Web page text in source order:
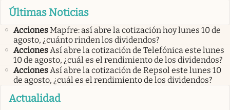
Últimas Noticias
AccionesMapfre: así abre la cotización hoy lunes 10 de
agosto, ¿cuánto rinden los dividendos?
AccionesAsí abre la cotización de Telefónica este lunes
10 de agosto, ¿cuál es el rendimiento de los dividendos?
AccionesAsí abre la cotización de Repsol este lunes 10
de agosto, ¿cuál es el rendimiento de los dividendos?
Actualidad